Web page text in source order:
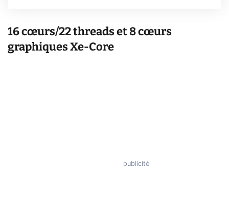
16 cœurs/22 threads et 8 cœurs
graphiques Xe-Core